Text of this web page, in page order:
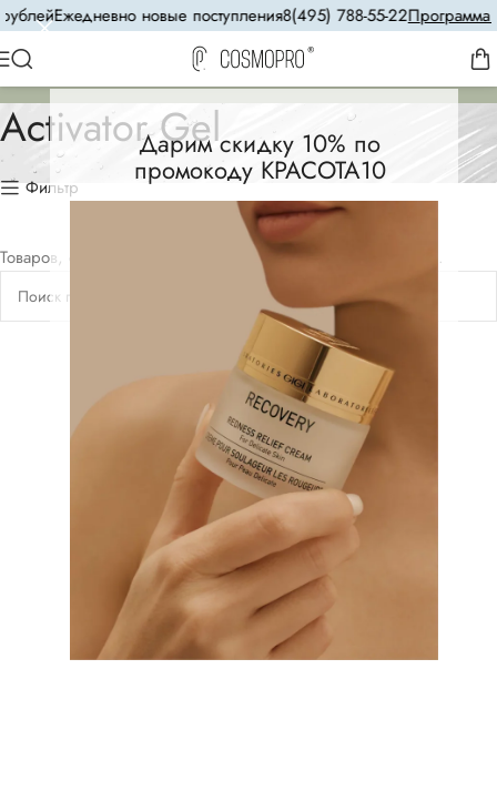
Дарим скидку 10% по
промокоду КРАСОТА10
Ежедневно новые поступления8(495) 788-55-22Программа
Activator Gel
Фильтр
Товаров, соответствующих вашему запросу, не обнаружено.